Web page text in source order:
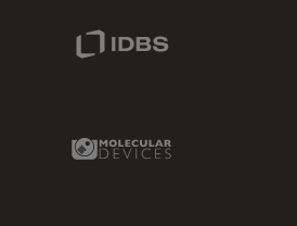
Molecular Devices Link